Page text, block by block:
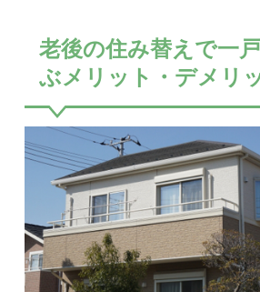
老後の住み替えで一
ぶメリット・デメリ